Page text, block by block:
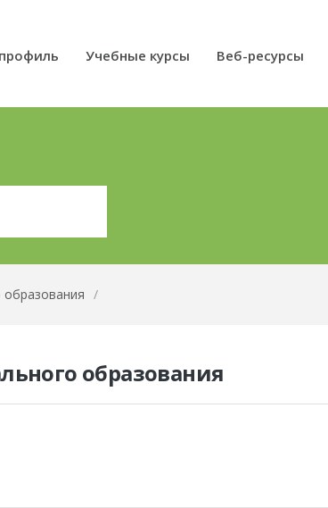
Учебные курсы Веб-ресурсы
образования /
образования